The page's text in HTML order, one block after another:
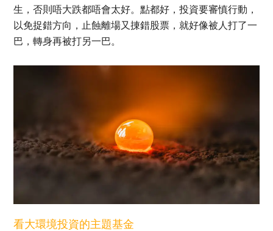
生，否則唔大跌都唔會太好。點都好，投資要審慎行動，
以免捉錯方向，止蝕離場又㨂錯股票，就好像被人打了一
巴，轉身再被打另一巴。
看大環境投資的主題基金